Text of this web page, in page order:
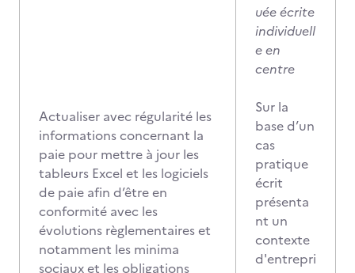
Actualiser avec régularité les
informations concernant la
paie pour mettre à jour les
tableurs Excel et les logiciels
de paie afin d’être en
conformité avec les
évolutions règlementaires et
notamment les minima
sociaux et les obligations
uée écrite
individuell
e en
centre
Sur la
base d’un
cas
pratique
écrit
présenta
nt un
contexte
d'entrepri